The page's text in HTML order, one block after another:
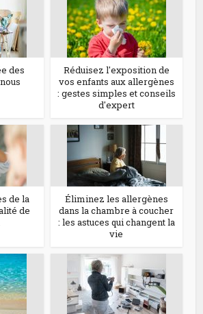
des
Réduisez l'exposition de
vos enfants aux allergènes
: gestes simples et conseils
d'expert
de la
de
Éliminez les allergènes
dans la chambre à coucher
: les astuces qui changent la
vie